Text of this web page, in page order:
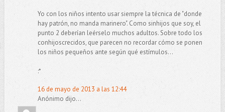
Yo con los niños intento usar siempre la técnica de "donde
hay patrón, no manda marinero". Como sinhijos que soy, el
punto 2 deberían leérselo muchos adultos. Sobre todo los
conhijoscrecidos, que parecen no recordar cómo se ponen
los niños pequeños ante según qué estímulos...
:*
16 de mayo de 2013 a las 12:44
Anónimo dijo...